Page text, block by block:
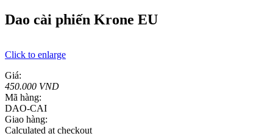
Dao cài phiến Krone EU
Click to enlarge
Giá:
450.000 VND
Mã hàng:
DAO-CAI
Giao hàng:
Calculated at checkout